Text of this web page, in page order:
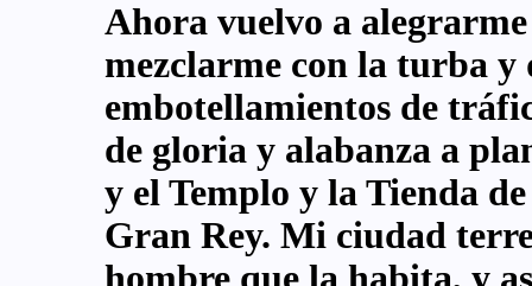
Ahora vuelvo a
mezclarme con la turba y
embotellamientos de
de gloria y alabanza a
y el Templo y la Tienda
Gran Rey. Mi ciudad